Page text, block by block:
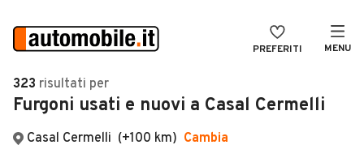
PREFERITI MENU
Auto
Auto usate
VENDI
MAGAZINE
323 risultati per
Furgoni usati e nuovi a Casal Cermelli